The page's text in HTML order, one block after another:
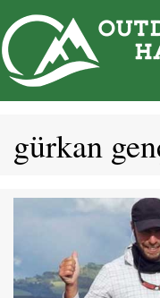
İçeriğe
atla
gürkan